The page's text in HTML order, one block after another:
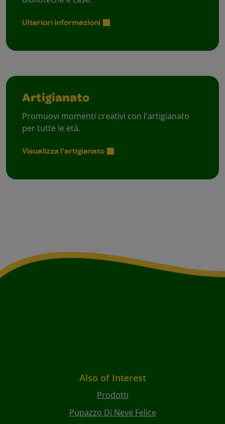
Ulteriori informazioni
Artigianato
Promuovi momenti creativi con l'artigianato
per tutte le età.
Visualizza l'artigianato
Also of Interest
Prodotti
Pupazzo Di Neve Felice